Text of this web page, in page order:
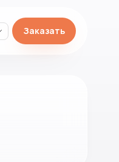
Заказать